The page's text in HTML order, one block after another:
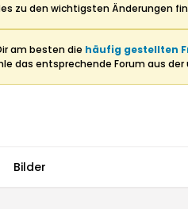
zu den wichtigsten Änderungen
am besten die häufig gestellten
das entsprechende Forum aus
Bilder